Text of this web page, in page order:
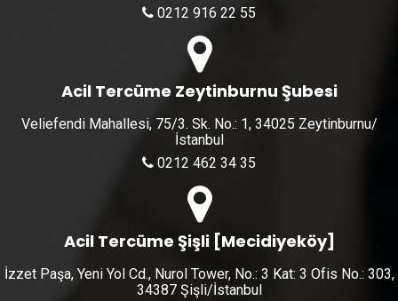
0212 916 22 55
Acil Tercüme Zeytinburnu Şubesi
Veliefendi Mahallesi, 75/3. Sk. No.: 1, 34025 Zeytinburnu/
İstanbul
0212 462 34 35
Acil Tercüme Şişli [Mecidiyeköy]
İzzet Paşa, Yeni Yol Cd., Nurol Tower, No.: 3 Kat: 3 Ofis No.: 303,
34387 Şişli/İstanbul